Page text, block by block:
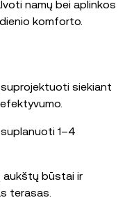
namų bei aplinkos
komforto.
suprojektuoti siekiant
1–4
aukštų būstai ir
terasas.